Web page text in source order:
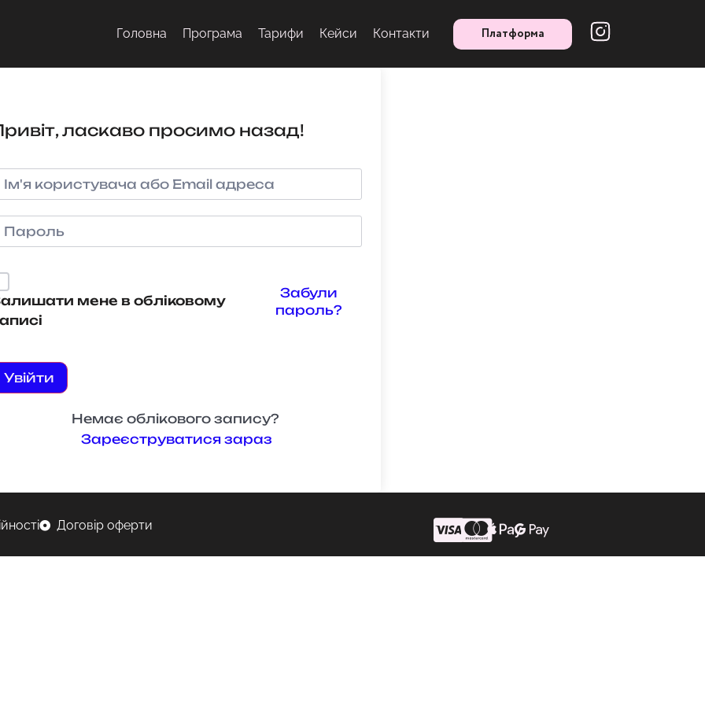
Головна Програма Тарифи Кейси Контакти Платформа
ласкаво просимо назад!
мене в обліковому
Забули
пароль?
Увійти
Немає облікового запису?
Зареєструватися зараз
Договір оферти